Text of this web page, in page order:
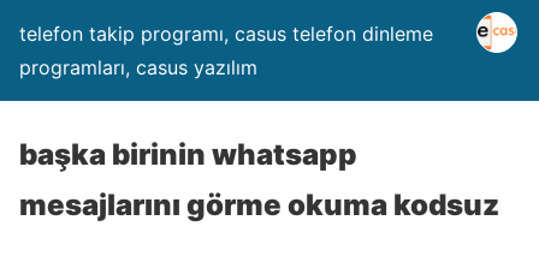
telefon takip programı, casus telefon dinleme
programları, casus yazılım
başka birinin whatsapp
mesajlarını görme okuma kodsuz